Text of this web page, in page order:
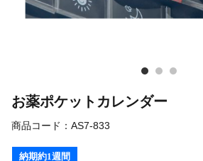
お薬ポケットカレンダー
商品コード： AS7-833
納期約1週間